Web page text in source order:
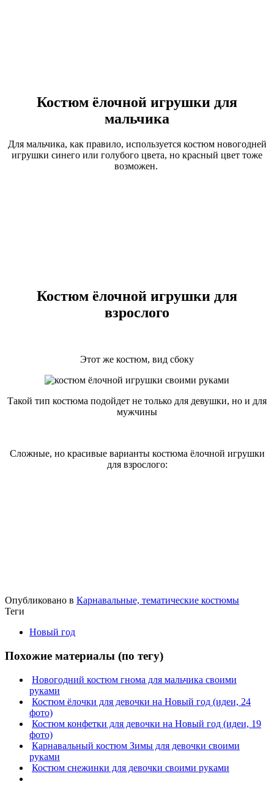
Костюм ёлочной игрушки для
мальчика
Для мальчика, как правило, используется костюм новогодней
игрушки синего или голубого цвета, но красный цвет тоже
возможен.
Костюм ёлочной игрушки для
взрослого
Этот же костюм, вид сбоку
Такой тип костюма подойдет не только для девушки, но и для
мужчины
Сложные, но красивые варианты костюма ёлочной игрушки
для взрослого:
Опубликовано в Карнавальные, тематические костюмы
Теги
Новый год
Похожие материалы (по тегу)
Новогодний костюм гнома для мальчика своими
руками
Костюм ёлочки для девочки на Новый год (идеи, 24
фото)
Костюм конфетки для девочки на Новый год (идеи, 19
фото)
Карнавальный костюм Зимы для девочки своими
руками
Костюм снежинки для девочки своими руками